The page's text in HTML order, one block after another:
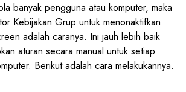
banyak pengguna atau komputer, maka
Kebijakan Grup untuk menonaktifkan
adalah caranya. Ini jauh lebih baik
aturan secara manual untuk setiap
Berikut adalah cara melakukannya.